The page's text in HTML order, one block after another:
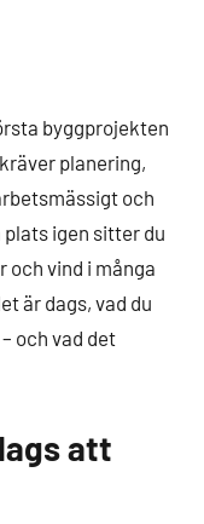
byggprojekten
planering,
och
igen sitter du
och vind i många
är dags, vad du
och vad det
att